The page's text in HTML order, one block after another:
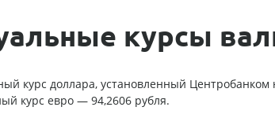
курсы
курс доллара, установленный Центробанком
курс евро — 94,2606 рубля.